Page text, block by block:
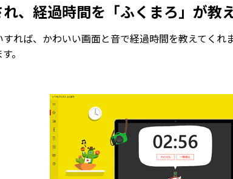
、経過時間を「ふくまろ」が教
すれば、かわいい画面と音で経過時間を教えてく
。